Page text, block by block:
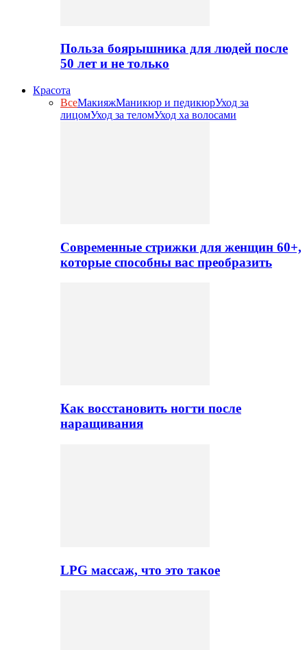
Польза боярышника для людей после
50 лет и не только
Красота
ВсеМакияжМаникюр и педикюрУход за
лицомУход за теломУход ха волосами
Современные стрижки для женщин 60+,
которые способны вас преобразить
Как восстановить ногти после
наращивания
LPG массаж, что это такое